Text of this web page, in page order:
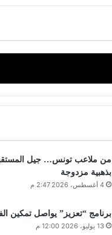
من ملاعب تونس… جيل
بذهبية مزدوجة
4 أغسطس، 2026 2:47 م
برنامج “تعزيز” يواصل تمكين
13 يوليو، 2026 12:00 م